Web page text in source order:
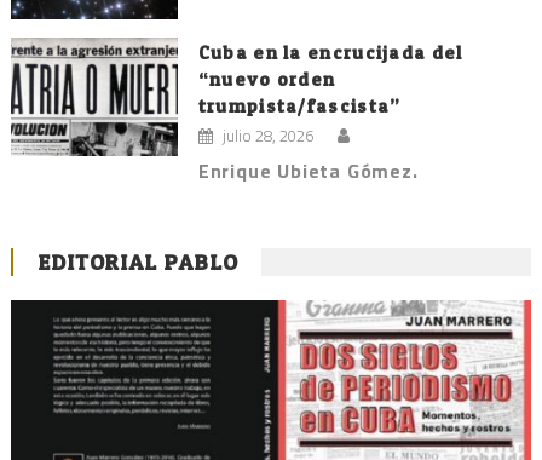
Cuba en la encrucijada del
“nuevo orden
trumpista/fascista”
julio 28, 2026
Enrique Ubieta Gómez.
EDITORIAL PABLO